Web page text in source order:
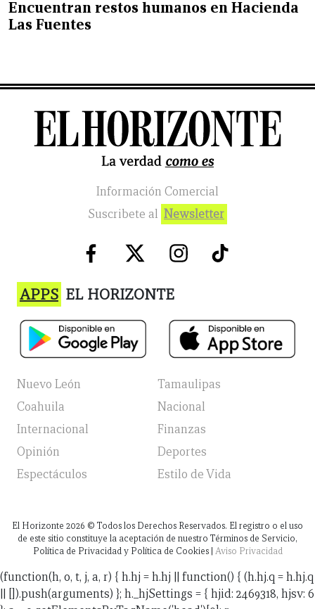
Encuentran restos humanos en Hacienda
Las Fuentes
Información Comercial
Suscribete al Newsletter
APPS EL HORIZONTE
Nuevo León
Tamaulipas
Coahuila
Nacional
Internacional
Finanzas
Opinión
Deportes
Espectáculos
Estilo de Vida
El Horizonte 2026 © Todos los Derechos Reservados. El registro o el uso
de este sitio constituye la aceptación de nuestro Términos de Servicio,
Política de Privacidad y Política de Cookies | Aviso Privacidad
(function(h, o, t, j, a, r) { h.hj = h.hj || function() { (h.hj.q = h.hj.q
|| []).push(arguments) }; h._hjSettings = { hjid: 2469318, hjsv: 6